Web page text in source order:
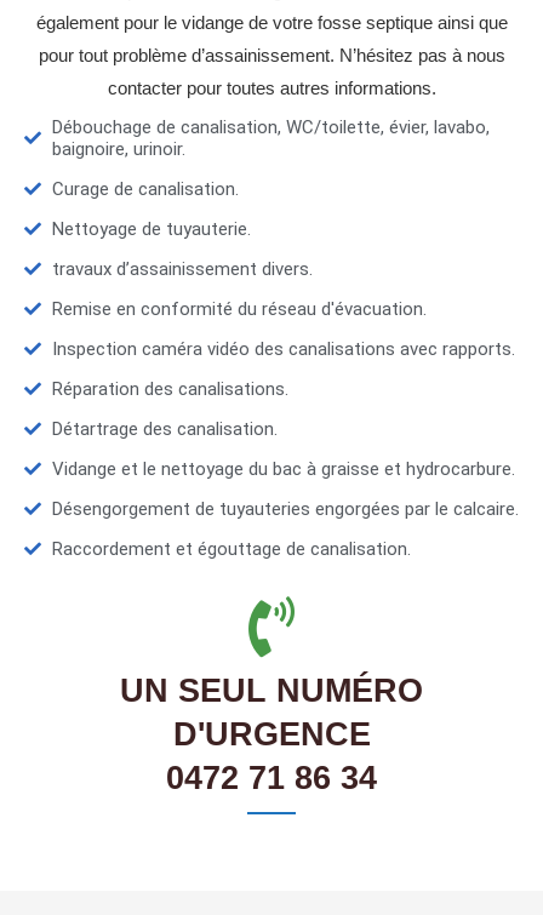
également pour le vidange de votre fosse septique ainsi que
pour tout problème d’assainissement. N’hésitez pas à nous
contacter pour toutes autres informations.
Débouchage de canalisation, WC/toilette, évier, lavabo,
baignoire, urinoir.
Curage de canalisation.
Nettoyage de tuyauterie.
travaux d’assainissement divers.
Remise en conformité du réseau d'évacuation.
Inspection caméra vidéo des canalisations avec rapports.
Réparation des canalisations.
Détartrage des canalisation.
Vidange et le nettoyage du bac à graisse et hydrocarbure.
Désengorgement de tuyauteries engorgées par le calcaire.
Raccordement et égouttage de canalisation.
UN SEUL NUMÉRO
D'URGENCE
0472 71 86 34